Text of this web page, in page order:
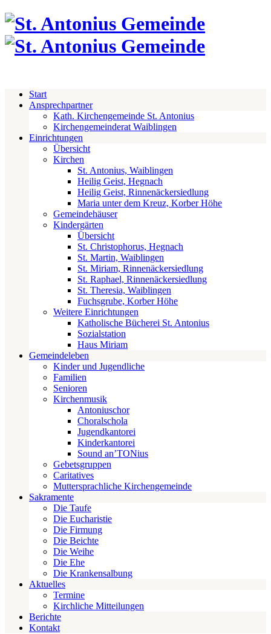
Start
Ansprechpartner
Kath. Kirchengemeinde St. Antonius
Kirchengemeinderat Waiblingen
Einrichtungen
Übersicht
Kirchen
St. Antonius, Waiblingen
Heilig Geist, Hegnach
Heilig Geist, Rinnenäckersiedlung
Maria unter dem Kreuz, Korber Höhe
Gemeindehäuser
Kindergärten
Übersicht
St. Christophorus, Hegnach
St. Martin, Waiblingen
St. Miriam, Rinnenäckersiedlung
St. Raphael, Rinnenäckersiedlung
St. Theresia, Waiblingen
Fuchsgrube, Korber Höhe
Weitere Einrichtungen
Katholische Bücherei St. Antonius
Sozialstation
Haus Miriam
Gemeindeleben
Kinder und Jugendliche
Familien
Senioren
Kirchenmusik
Antoniuschor
Choralschola
Jugendkantorei
Kinderkantorei
Sound an’TONius
Gebetsgruppen
Caritatives
Muttersprachliche Kirchengemeinde
Sakramente
Die Taufe
Die Eucharistie
Die Firmung
Die Beichte
Die Weihe
Die Ehe
Die Krankensalbung
Aktuelles
Termine
Kirchliche Mitteilungen
Berichte
Kontakt